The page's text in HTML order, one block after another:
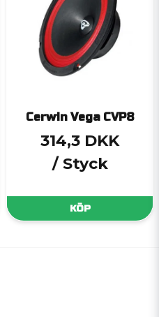
Cerwin Vega CVP8
314,3 DKK
/ Styck
KÖP